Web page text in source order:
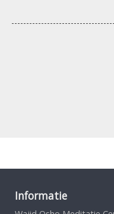
Informatie